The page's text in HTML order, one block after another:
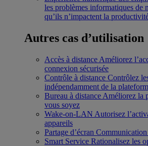
les problèmes informatiques de
qu’ils n’impactent la
Autres cas d’utilisation
Accès à distance Améliorez
connexion sécurisée
Contrôle à distance Contrôlez
indépendamment de la
Bureau à distance Améliorez la
vous soyez
Wake-on-LAN Autorisez
appareils
Partage d’écran
Smart Service Rationalisez les